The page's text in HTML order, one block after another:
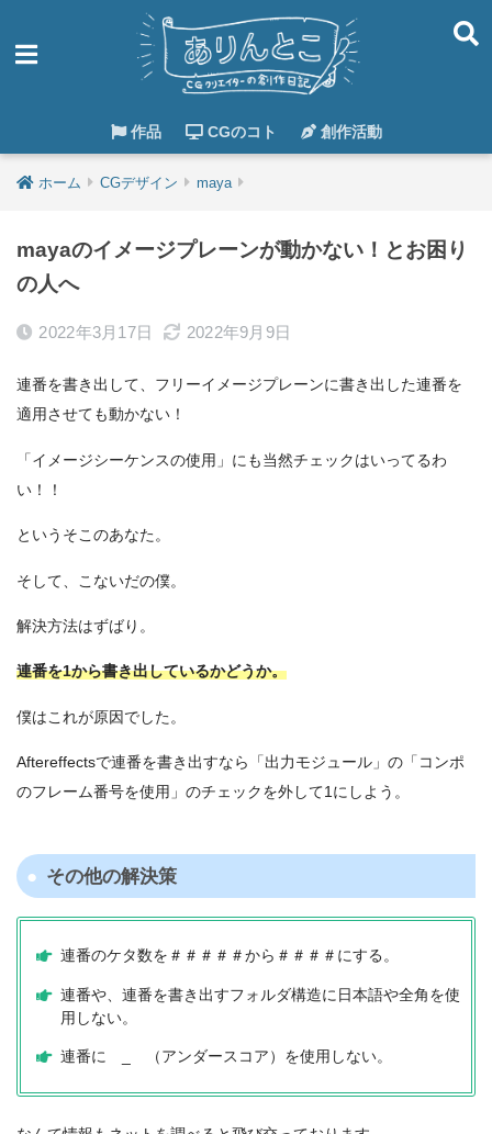
作品 CGのコト 創作活動
ホーム CGデザイン maya
mayaのイメージプレーンが動かない！とお困り
の人へ
2022年3月17日 2022年9月9日
連番を書き出して、フリーイメージプレーンに書き出した連番を
適用させても動かない！
「イメージシーケンスの使用」にも当然チェックはいってるわ
い！！
というそこのあなた。
そして、こないだの僕。
解決方法はずばり。
連番を1から書き出しているかどうか。
僕はこれが原因でした。
Aftereffectsで連番を書き出すなら「出力モジュール」の「コンポ
のフレーム番号を使用」のチェックを外して1にしよう。
その他の解決策
連番のケタ数を＃＃＃＃＃から＃＃＃＃にする。
連番や、連番を書き出すフォルダ構造に日本語や全角を使
用しない。
連番に _ （アンダースコア）を使用しない。